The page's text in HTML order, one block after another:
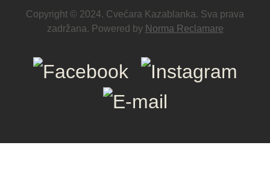
Copyright © 2024. Cvećara Kazablanka. Sva prava
zadržana. Powered by Norma Reclamare